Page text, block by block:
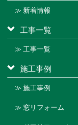
≫ 新着情報
工事一覧
≫ 工事一覧
施工事例
≫ 施工事例
≫ 窓リフォーム